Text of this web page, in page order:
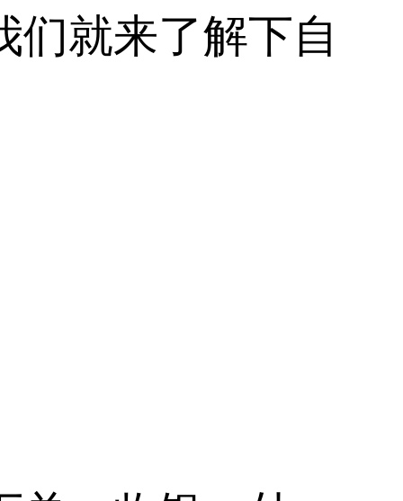
们就来了解下自